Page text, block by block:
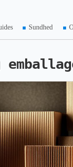
Sundhed